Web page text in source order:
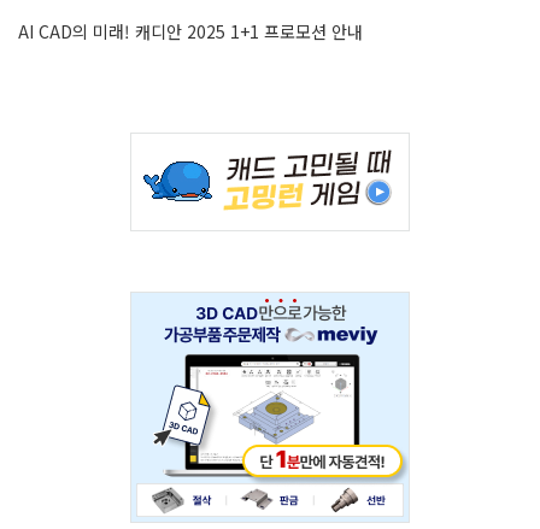
AI CAD의 미래! 캐디안 2025 1+1 프로모션 안내